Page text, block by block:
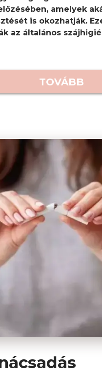
amelyek
is okozhatják.
az általános
TOVÁBB